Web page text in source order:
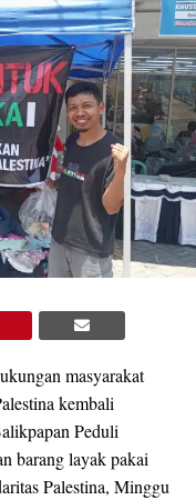
masyarakat
kembali
Peduli
barang layak pakai
Palestina, Minggu